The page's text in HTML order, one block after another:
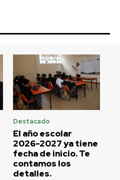
Destacado
El año escolar
2026-2027 ya tiene
fecha de inicio. Te
contamos los
detalles.